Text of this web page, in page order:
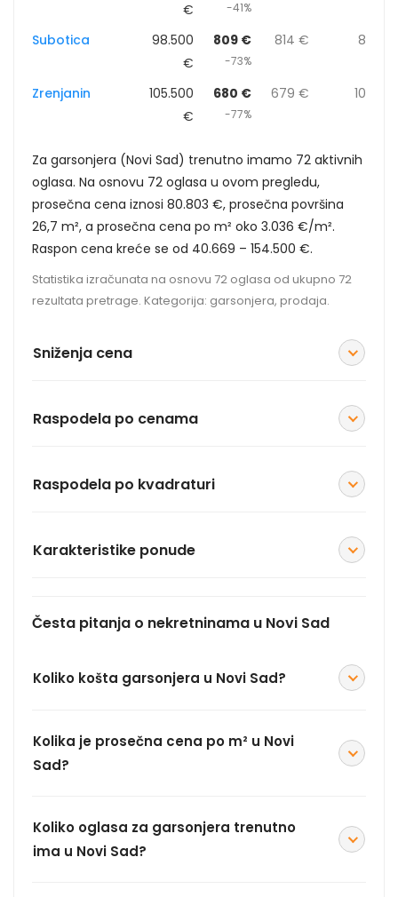
€
-41%
Subotica
98.500
€
809 €
-73%
814 € 8
Zrenjanin
105.500
€
680 €
-77%
679 € 10
Za garsonjera (Novi Sad) trenutno imamo 72 aktivnih
oglasa. Na osnovu 72 oglasa u ovom pregledu,
prosečna cena iznosi 80.803 €, prosečna površina
26,7 m², a prosečna cena po m² oko 3.036 €/m².
Raspon cena kreće se od 40.669 – 154.500 €.
Statistika izračunata na osnovu 72 oglasa od ukupno 72
rezultata pretrage. Kategorija: garsonjera, prodaja.
Sniženja cena
Raspodela po cenama
Raspodela po kvadraturi
Karakteristike ponude
Česta pitanja o nekretninama u Novi Sad
Koliko košta garsonjera u Novi Sad?
Kolika je prosečna cena po m² u Novi
Sad?
Koliko oglasa za garsonjera trenutno
ima u Novi Sad?